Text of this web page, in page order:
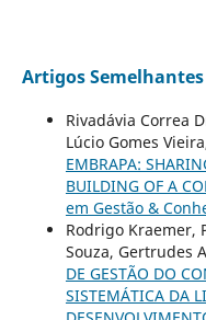
Artigos Semelhantes
Rivadávia Correa
Lúcio Gomes
EMBRAPA:
BUILDING OF A
em Gestão &
Rodrigo Kraemer,
Souza, Gertrudes
DE GESTÃO DO
SISTEMÁTICA DA